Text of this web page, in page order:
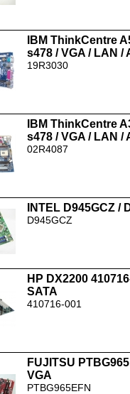
IBM ThinkCentre
s478 / VGA / LAN /
19R3030
IBM ThinkCentre
s478 / VGA / LAN /
02R4087
INTEL D945GCZ /
D945GCZ
HP DX2200
SATA
410716-001
FUJITSU
VGA
PTBG965EFN